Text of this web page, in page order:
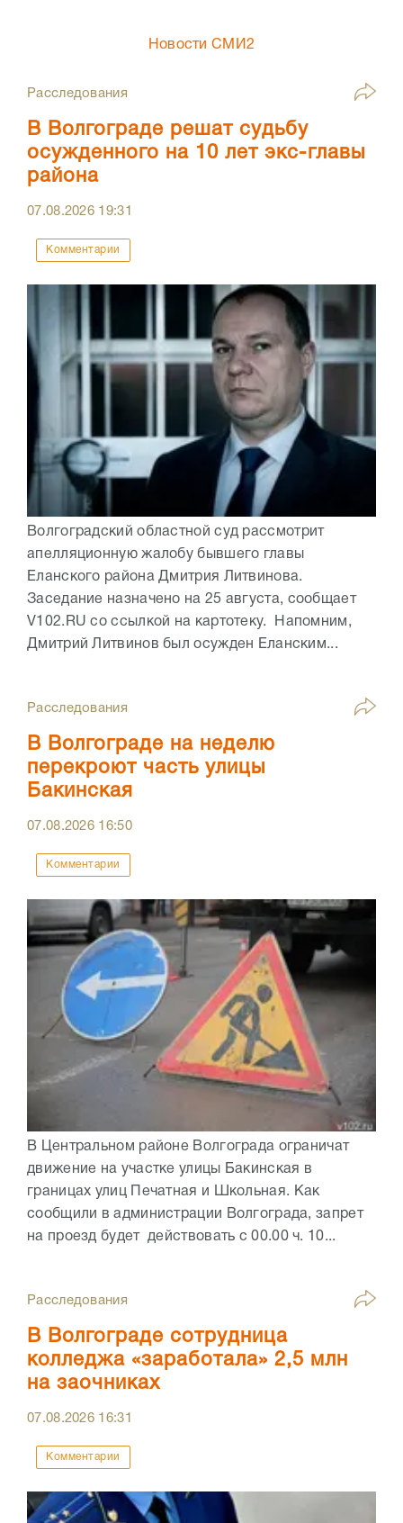
Новости СМИ2
Расследования
В Волгограде решат судьбу
осужденного на 10 лет экс-главы
района
07.08.2026 19:31
Комментарии
Волгоградский областной суд рассмотрит
апелляционную жалобу бывшего главы
Еланского района Дмитрия Литвинова.
Заседание назначено на 25 августа, сообщает
V102.RU со ссылкой на картотеку. Напомним,
Дмитрий Литвинов был осужден Еланским...
Расследования
В Волгограде на неделю
перекроют часть улицы
Бакинская
07.08.2026 16:50
Комментарии
В Центральном районе Волгограда ограничат
движение на участке улицы Бакинская в
границах улиц Печатная и Школьная. Как
сообщили в администрации Волгограда, запрет
на проезд будет действовать с 00.00 ч. 10...
Расследования
В Волгограде сотрудница
колледжа «заработала» 2,5 млн
на заочниках
07.08.2026 16:31
Комментарии